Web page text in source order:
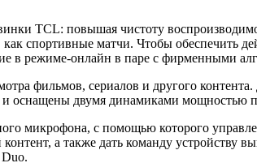
TCL: повышая чистоту
спортивные матчи. Чтобы обеспечить
в режиме-онлайн в паре с фирменными
фильмов, сериалов и другого
и оснащены двумя динамиками мощностью
микрофона, с помощью которого
а также дать команду устройству
Duo.